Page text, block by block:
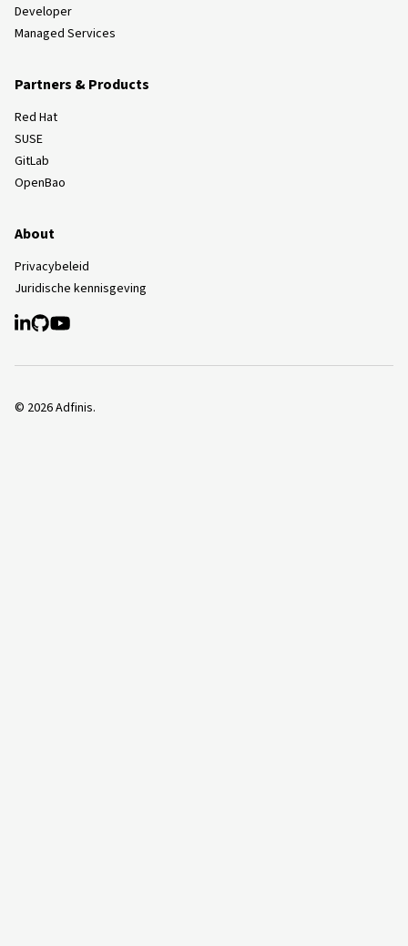
Developer
Managed Services
Partners & Products
Red Hat
SUSE
GitLab
OpenBao
About
Privacybeleid
Juridische kennisgeving
© 2026Adfinis.